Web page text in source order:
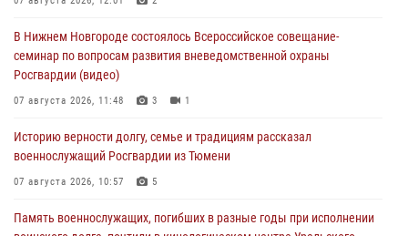
В Нижнем Новгороде состоялось Всероссийское совещание-
семинар по вопросам развития вневедомственной охраны
Росгвардии (видео)
07 августа 2026, 11:48 3 1
Историю верности долгу, семье и традициям рассказал
военнослужащий Росгвардии из Тюмени
07 августа 2026, 10:57 5
Память военнослужащих, погибших в разные годы при исполнении